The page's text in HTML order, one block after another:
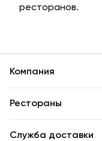
ресторанов.
Компания
Рестораны
Служба доставки